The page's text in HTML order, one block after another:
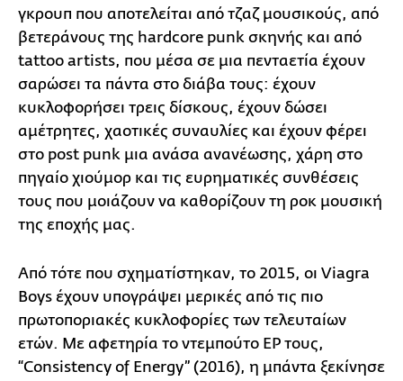
γκρουπ που αποτελείται από τζαζ μουσικούς, από
βετεράνους της hardcore punk σκηνής και από
tattoo artists, που μέσα σε μια πενταετία έχουν
σαρώσει τα πάντα στο διάβα τους: έχουν
κυκλοφορήσει τρεις δίσκους, έχουν δώσει
αμέτρητες, χαοτικές συναυλίες και έχουν φέρει
στο post punk μια ανάσα ανανέωσης, χάρη στο
πηγαίο χιούμορ και τις ευρηματικές συνθέσεις
τους που μοιάζουν να καθορίζουν τη ροκ μουσική
της εποχής μας.
Από τότε που σχηματίστηκαν, το 2015, οι Viagra
Boys έχουν υπογράψει μερικές από τις πιο
πρωτοποριακές κυκλοφορίες των τελευταίων
ετών. Με αφετηρία το ντεμπούτο EP τους,
“Consistency of Energy” (2016), η μπάντα ξεκίνησε